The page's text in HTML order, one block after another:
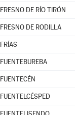
FRESNO DE RÍO TIRÓN
FRESNO DE RODILLA
FRÍAS
FUENTEBUREBA
FUENTECÉN
FUENTELCÉSPED